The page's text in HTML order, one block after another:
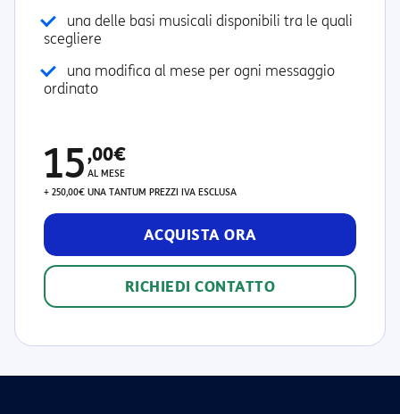
una delle basi musicali disponibili tra le quali
scegliere
una modifica al mese per ogni messaggio
ordinato
15,00€
AL MESE
+ 250,00€ UNA TANTUM PREZZI IVA ESCLUSA
ACQUISTA ORA
RICHIEDI CONTATTO